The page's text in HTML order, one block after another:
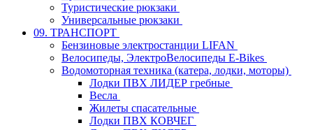
Туристические рюкзаки
Универсальные рюкзаки
09. ТРАНСПОРТ
Бензиновые электростанции LIFAN
Велосипеды, ЭлектроВелосипеды E-Bikes
Водомоторная техника (катера, лодки, моторы)
Лодки ПВХ ЛИДЕР гребные
Весла
Жилеты спасательные
Лодки ПВХ КОВЧЕГ